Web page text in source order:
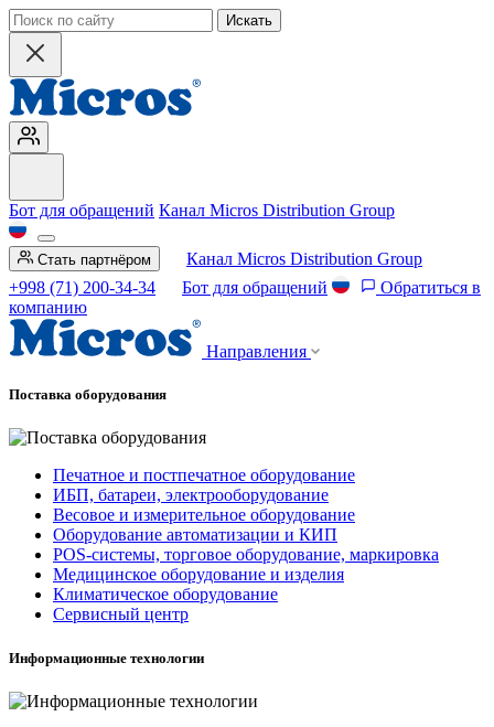
Искать
Бот для обращений Канал Micros Distribution Group
Стать партнёром
Канал Micros Distribution Group
+998 (71) 200-34-34
Бот для обращений
Обратиться в
компанию
Направления
Поставка оборудования
Печатное и постпечатное оборудование
ИБП, батареи, электрооборудование
Весовое и измерительное оборудование
Оборудование автоматизации и КИП
POS-системы, торговое оборудование, маркировка
Медицинское оборудование и изделия
Климатическое оборудование
Сервисный центр
Информационные технологии